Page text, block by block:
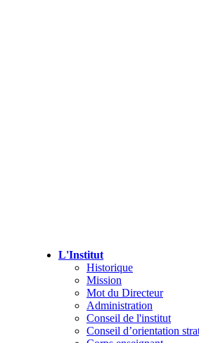
L'Institut
Historique
Mission
Mot du Directeur
Administration
Conseil de l'institut
Conseil d’orientation